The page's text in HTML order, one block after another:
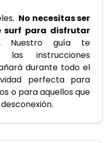
No necesitas ser
surf para disfrutar
Nuestro guía te
las instrucciones
durante todo el
perfecta para
o para aquellos que